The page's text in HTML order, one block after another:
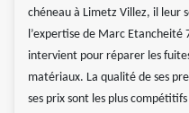
chéneau à Limetz Villez, il leur
l’expertise de Marc Etancheité
intervient pour réparer les
matériaux. La qualité de ses
ses prix sont les plus